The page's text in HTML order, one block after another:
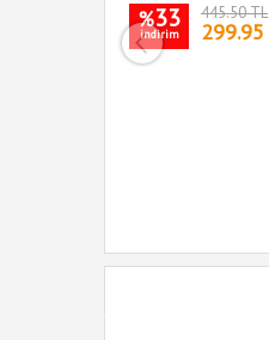
%33
indirim
445.50 TL
299.95